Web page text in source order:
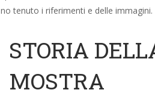
tenuto i riferimenti e delle immagini.
STORIA
MOSTRA